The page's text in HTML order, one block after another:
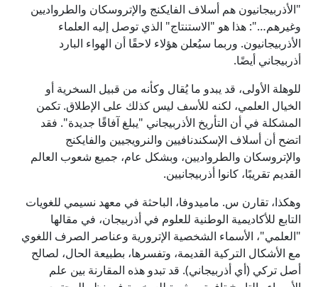
"الأذربيجانيون هم أسلاف الفايكنج والإتروسكان والطرواديين
وغيرهم…": هذا هو "الاستنتاج" الذي توصل إليه العلماء
الأذربيجانيون. وربما سيُعلن هؤلاء لاحقًا أن الهواء البارد
أذربيجاني أيضًا.
للوهلة الأولى، قد يبدو ما يُقال وكأنه من قبيل السخرية أو
الخيال العلمي، لكنه للأسف ليس كذلك على الإطلاق. تكمن
المشكلة في أن التأريخ الأذربيجاني "يبلغ آفاقًا جديدة". فقد
اتضح أن أسلاف الإسكندنافيين والنرويجيين والفايكنج
والإتروسكان والطرواديين، وبشكل عام، جميع شعوب العالم
القديم تقريبًا، كانوا أذربيجانيين.
وهكذا، تقارن س. ماميدوفا، الباحثة في معهد نسيمي للغويات
التابع للأكاديمية الوطنية للعلوم في أذربيجان، في مقالها
"العلمي"، الأسماء الشخصية الإترورية وعناصر الصرف اللغوي
مع الأشكال التركية القديمة، وتفسرها، بطبيعة الحال، لصالح
أصل تركي (أي أذربيجاني). قد تبدو هذه المقارنة بين علم